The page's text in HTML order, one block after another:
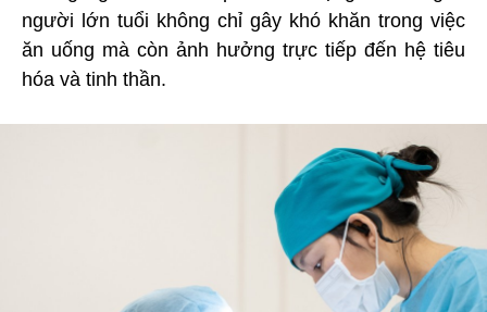
người lớn tuổi không chỉ gây khó khăn trong việc
ăn uống mà còn ảnh hưởng trực tiếp đến hệ tiêu
hóa và tinh thần.